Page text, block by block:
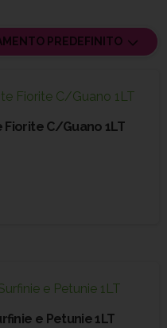
PREDEFINITO
C/Guano 1LT
e Petunie 1LT